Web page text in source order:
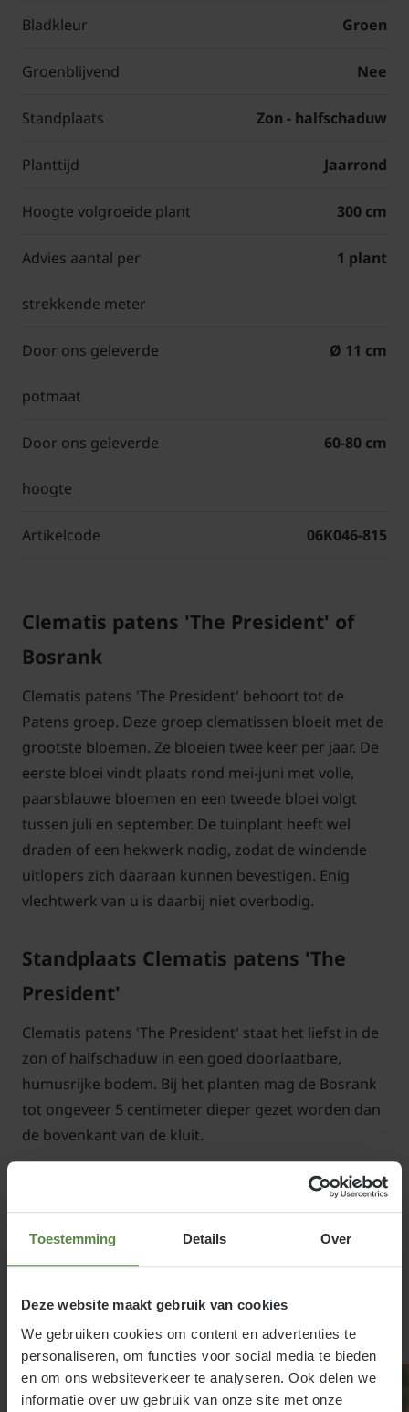
Toestemming Details Over
Deze website maakt gebruik van cookies
We gebruiken cookies om content en advertenties te
personaliseren, om functies voor social media te bieden
en om ons websiteverkeer te analyseren. Ook delen we
informatie over uw gebruik van onze site met onze
Bladkleur Groen
Groenblijvend Nee
Standplaats Zon - halfschaduw
Planttijd Jaarrond
Hoogte volgroeide plant 300 cm
Advies aantal per
strekkende meter
1 plant
Door ons geleverde
potmaat
Ø 11 cm
Door ons geleverde
hoogte
60-80 cm
Artikelcode 06K046-815
Clematis patens 'The President' of
Bosrank
Clematis patens 'The President' behoort tot de
Patens groep. Deze groep clematissen bloeit met de
grootste bloemen. Ze bloeien twee keer per jaar. De
eerste bloei vindt plaats rond mei-juni met volle,
paarsblauwe bloemen en een tweede bloei volgt
tussen juli en september. De tuinplant heeft wel
draden of een hekwerk nodig, zodat de windende
uitlopers zich daaraan kunnen bevestigen. Enig
vlechtwerk van u is daarbij niet overbodig.
Standplaats Clematis patens 'The
President'
Clematis patens 'The President' staat het liefst in de
zon of halfschaduw in een goed doorlaatbare,
humusrijke bodem. Bij het planten mag de Bosrank
tot ongeveer 5 centimeter dieper gezet worden dan
de bovenkant van de kluit.
Clematis patens 'The President'
snoeien en onderhouden
Bescherm de wortels van de Bosrank met een oude
hitte of de verwelkingsziekte, die de stengels aan
kan tasten; geef water bij droogte. Snoeien hoeft
niet maar kan wel, wanneer de tuinplant
bijvoorbeeld te groot wordt. Dit kan bij de Clematis
Gerelateerde producten